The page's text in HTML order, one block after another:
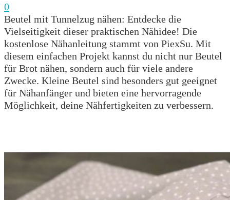
0
Beutel mit Tunnelzug nähen: Entdecke die
Vielseitigkeit dieser praktischen Nähidee! Die
kostenlose Nähanleitung stammt von PiexSu. Mit
diesem einfachen Projekt kannst du nicht nur Beutel
für Brot nähen, sondern auch für viele andere
Zwecke. Kleine Beutel sind besonders gut geeignet
für Nähanfänger und bieten eine hervorragende
Möglichkeit, deine Nähfertigkeiten zu verbessern.